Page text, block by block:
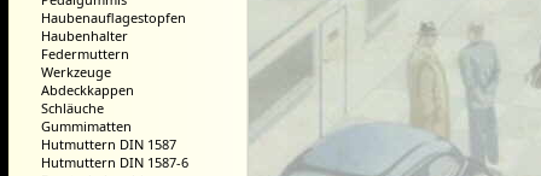
Haubenauflagestopfen
Haubenhalter
Federmuttern
Werkzeuge
Abdeckkappen
Schläuche
Gummimatten
Hutmuttern DIN 1587
Hutmuttern DIN 1587-6